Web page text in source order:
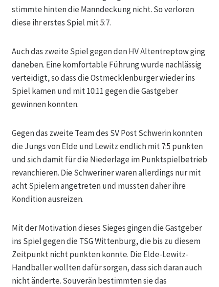
stimmte hinten die Manndeckung nicht. So verloren
diese ihr erstes Spiel mit 5:7.
Auch das zweite Spiel gegen den HV Altentreptow ging
daneben. Eine komfortable Führung wurde nachlässig
verteidigt, so dass die Ostmecklenburger wieder ins
Spiel kamen und mit 10:11 gegen die Gastgeber
gewinnen konnten.
Gegen das zweite Team des SV Post Schwerin konnten
die Jungs von Elde und Lewitz endlich mit 7:5 punkten
und sich damit für die Niederlage im Punktspielbetrieb
revanchieren. Die Schweriner waren allerdings nur mit
acht Spielern angetreten und mussten daher ihre
Kondition ausreizen.
Mit der Motivation dieses Sieges gingen die Gastgeber
ins Spiel gegen die TSG Wittenburg, die bis zu diesem
Zeitpunkt nicht punkten konnte. Die Elde-Lewitz-
Handballer wollten dafür sorgen, dass sich daran auch
nicht änderte. Souverän bestimmten sie das